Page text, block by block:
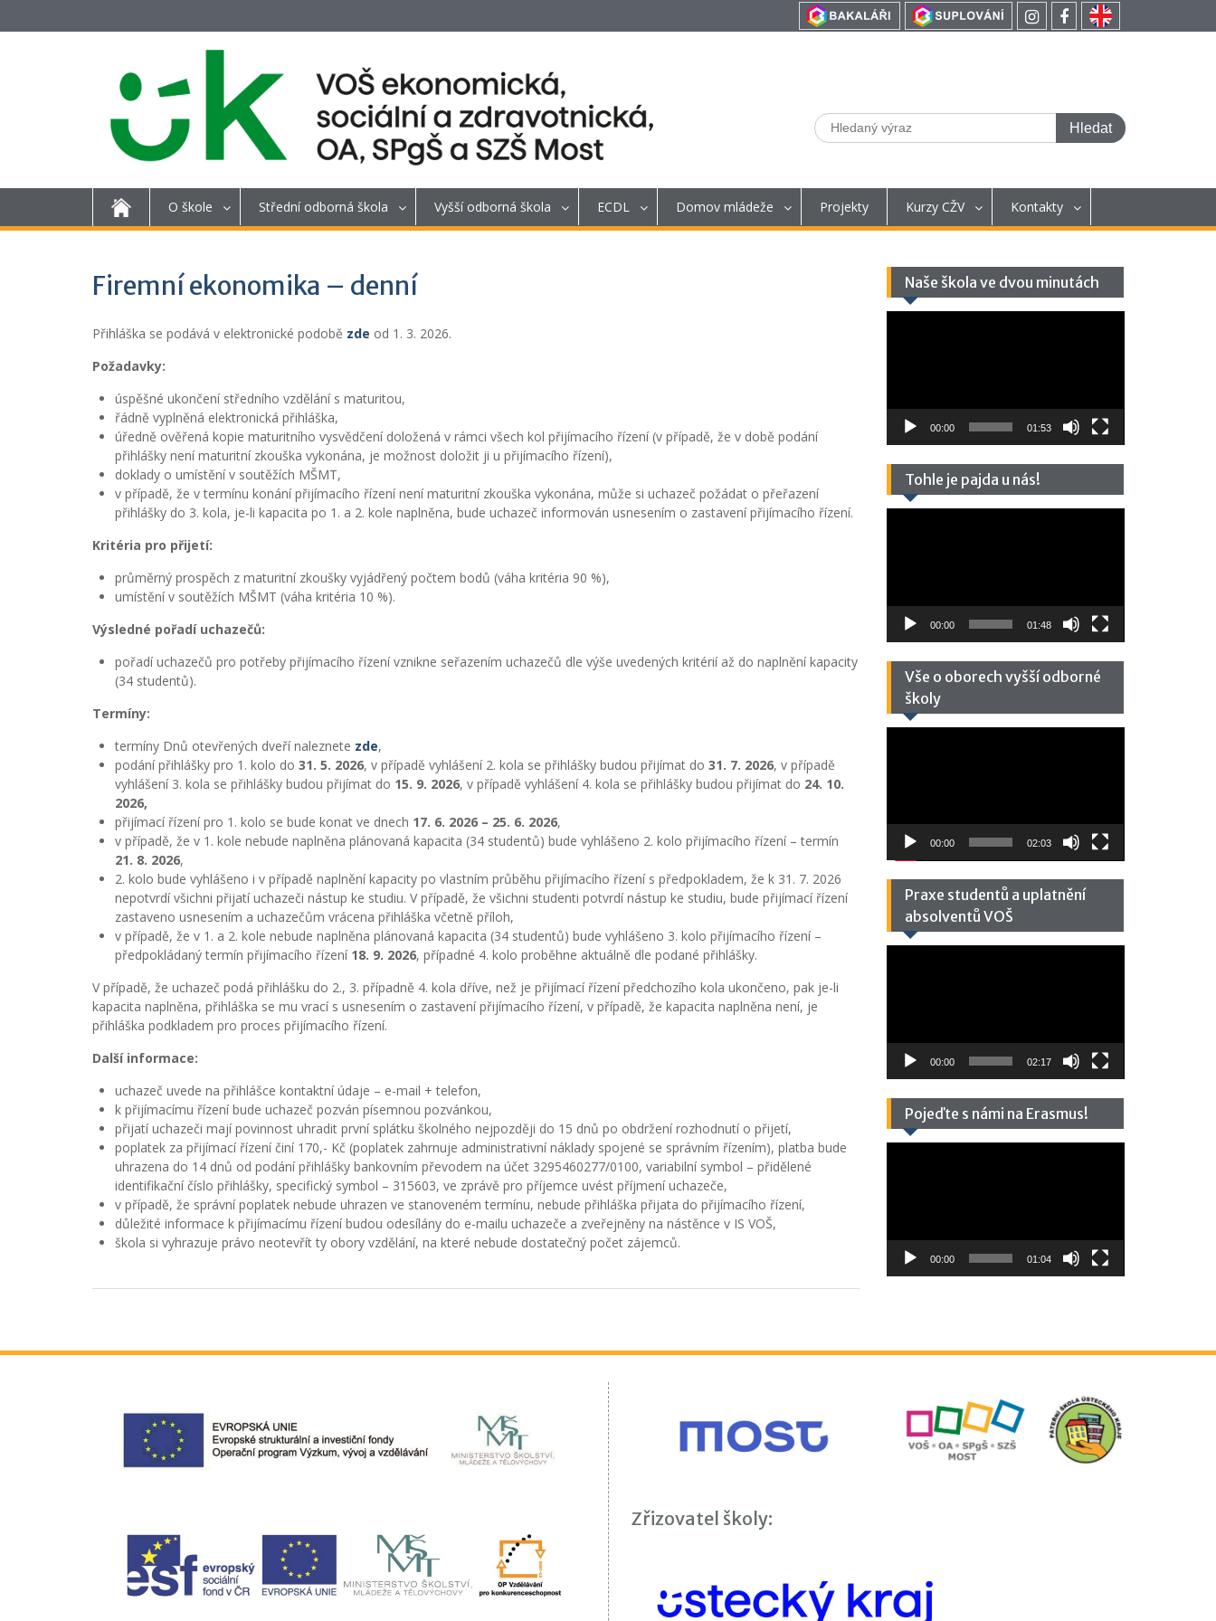
O škole Střední odborná škola Vyšší odborná škola ECDL Domov mládeže Projekty Kurzy CŽV Kontakty
Firemní ekonomika – denní
Přihláška se podává v elektronické podobě zde od 1. 3. 2026.
Požadavky:
úspěšné ukončení středního vzdělání s maturitou,
řádně vyplněná elektronická přihláška,
úředně ověřená kopie maturitního vysvědčení doložená v rámci všech kol přijímacího řízení (v případě, že v době podání
přihlášky není maturitní zkouška vykonána, je možnost doložit ji u přijímacího řízení),
doklady o umístění v soutěžích MŠMT,
v případě, že v termínu konání přijímacího řízení není maturitní zkouška vykonána, může si uchazeč požádat o přeřazení
přihlášky do 3. kola, je-li kapacita po 1. a 2. kole naplněna, bude uchazeč informován usnesením o zastavení přijímacího řízení.
Kritéria pro přijetí:
průměrný prospěch z maturitní zkoušky vyjádřený počtem bodů (váha kritéria 90 %),
umístění v soutěžích MŠMT (váha kritéria 10 %).
Výsledné pořadí uchazečů:
pořadí uchazečů pro potřeby přijímacího řízení vznikne seřazením uchazečů dle výše uvedených kritérií až do naplnění kapacity
(34 studentů).
Termíny:
termíny Dnů otevřených dveří naleznete zde,
podání přihlášky pro 1. kolo do 31. 5. 2026, v případě vyhlášení 2. kola se přihlášky budou přijímat do 31. 7. 2026, v případě
vyhlášení 3. kola se přihlášky budou přijímat do 15. 9. 2026, v případě vyhlášení 4. kola se přihlášky budou přijímat do 24. 10.
2026,
přijímací řízení pro 1. kolo se bude konat ve dnech 17. 6. 2026 – 25. 6. 2026,
v případě, že v 1. kole nebude naplněna plánovaná kapacita (34 studentů) bude vyhlášeno 2. kolo přijímacího řízení – termín
21. 8. 2026,
2. kolo bude vyhlášeno i v případě naplnění kapacity po vlastním průběhu přijímacího řízení s předpokladem, že k 31. 7. 2026
nepotvrdí všichni přijatí uchazeči nástup ke studiu. V případě, že všichni studenti potvrdí nástup ke studiu, bude přijímací řízení
zastaveno usnesením a uchazečům vrácena přihláška včetně příloh,
v případě, že v 1. a 2. kole nebude naplněna plánovaná kapacita (34 studentů) bude vyhlášeno 3. kolo přijímacího řízení –
předpokládaný termín přijímacího řízení 18. 9. 2026, případné 4. kolo proběhne aktuálně dle podané přihlášky.
V případě, že uchazeč podá přihlášku do 2., 3. případně 4. kola dříve, než je přijímací řízení předchozího kola ukončeno, pak je-li
kapacita naplněna, přihláška se mu vrací s usnesením o zastavení přijímacího řízení, v případě, že kapacita naplněna není, je
přihláška podkladem pro proces přijímacího řízení.
Další informace:
uchazeč uvede na přihlášce kontaktní údaje – e-mail + telefon,
k přijímacímu řízení bude uchazeč pozván písemnou pozvánkou,
přijatí uchazeči mají povinnost uhradit první splátku školného nejpozději do 15 dnů po obdržení rozhodnutí o přijetí,
poplatek za přijímací řízení činí 170,- Kč (poplatek zahrnuje administrativní náklady spojené se správním řízením), platba bude
uhrazena do 14 dnů od podání přihlášky bankovním převodem na účet 3295460277/0100, variabilní symbol – přidělené
identifikační číslo přihlášky, specifický symbol – 315603, ve zprávě pro příjemce uvést příjmení uchazeče,
v případě, že správní poplatek nebude uhrazen ve stanoveném termínu, nebude přihláška přijata do přijímacího řízení,
důležité informace k přijímacímu řízení budou odesílány do e-mailu uchazeče a zveřejněny na nástěnce v IS VOŠ,
škola si vyhrazuje právo neotevřít ty obory vzdělání, na které nebude dostatečný počet zájemců.
Naše škola ve dvou minutách
00:00 01:53
Tohle je pajda u nás!
00:00 01:48
Vše o oborech vyšší odborné
školy
00:00 02:03
Praxe studentů a uplatnění
absolventů VOŠ
00:00 02:17
Pojeďte s námi na Erasmus!
00:00 01:04
Zřizovatel školy: